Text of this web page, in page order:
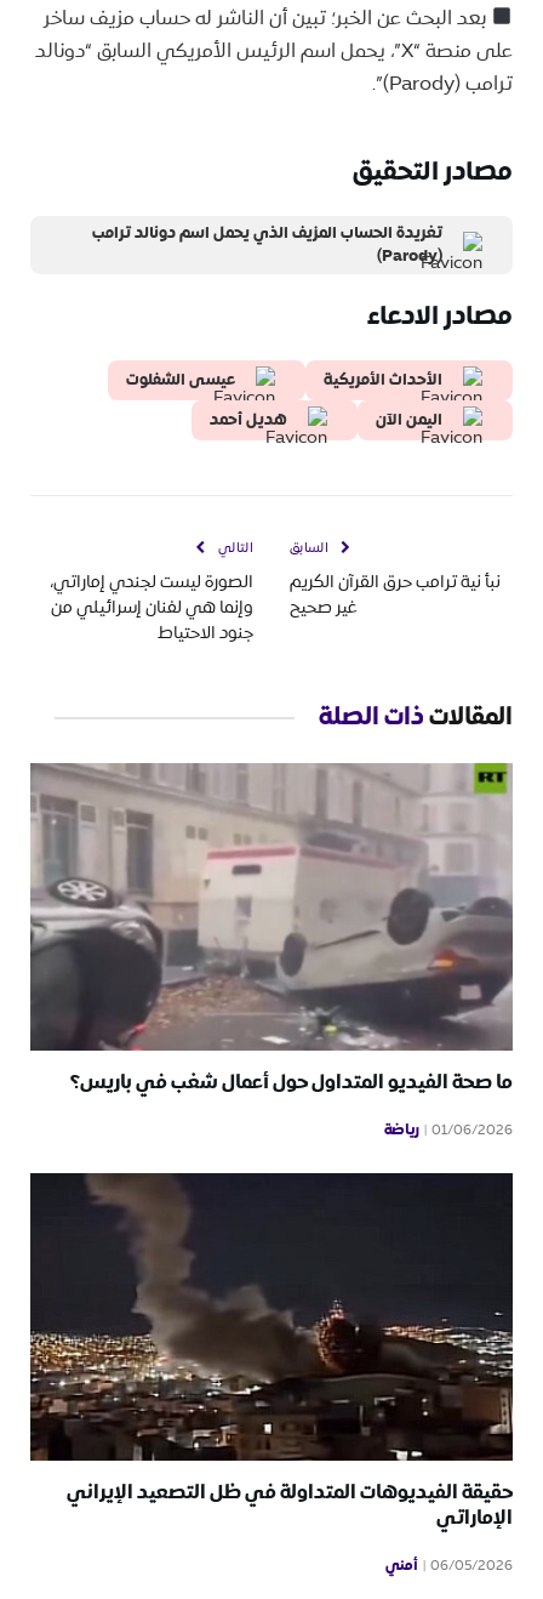
بعد البحث عن الخبر؛ تبين أن الناشر له حساب مزيف ساخر
على منصة “X”، يحمل اسم الرئيس الأمريكي السابق “دونالد
ترامب (Parody)”.
مصادر التحقيق
تغريدة الحساب المزيف الذي يحمل اسم دونالد ترامب
(Parody)
مصادر الادعاء
الأحداث الأمريكية
عيسى الشفلوت
اليمن الآن
هديل أحمد
السابق
نبأ نية ترامب حرق القرآن الكريم
غير صحيح
التالي
الصورة ليست لجندي إماراتي،
وإنما هي لفنان إسرائيلي من
جنود الاحتياط
المقالاتذات الصلة
ما صحة الفيديو المتداول حول أعمال شغب في باريس؟
01/06/2026 رياضة
حقيقة الفيديوهات المتداولة في ظل التصعيد الإيراني
الإماراتي
06/05/2026 أمني